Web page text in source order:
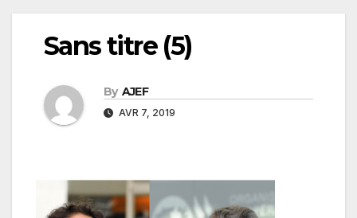
Sans titre (5)
By AJEF
AVR 7, 2019